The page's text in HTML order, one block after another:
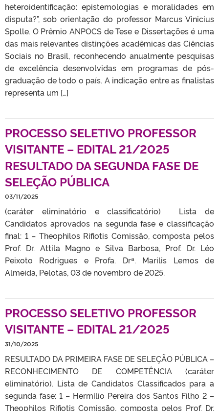
heteroidentificação: epistemologias e moralidades em
disputa?”, sob orientação do professor Marcus Vinicius
Spolle. O Prêmio ANPOCS de Tese e Dissertações é uma
das mais relevantes distinções acadêmicas das Ciências
Sociais no Brasil, reconhecendo anualmente pesquisas
de excelência desenvolvidas em programas de pós-
graduação de todo o país. A indicação entre as finalistas
representa um […]
PROCESSO SELETIVO PROFESSOR
VISITANTE – EDITAL 21/2025
RESULTADO DA SEGUNDA FASE DE
SELEÇÃO PÚBLICA
03/11/2025
(caráter eliminatório e classificatório) Lista de
Candidatos aprovados na segunda fase e classificação
final: 1 – Theophilos Rifiotis Comissão, composta pelos
Prof. Dr. Attila Magno e Silva Barbosa, Prof. Dr. Léo
Peixoto Rodrigues e Profa. Drª. Marilis Lemos de
Almeida, Pelotas, 03 de novembro de 2025.
PROCESSO SELETIVO PROFESSOR
VISITANTE – EDITAL 21/2025
31/10/2025
RESULTADO DA PRIMEIRA FASE DE SELEÇÃO PÚBLICA –
RECONHECIMENTO DE COMPETÊNCIA (caráter
eliminatório). Lista de Candidatos Classificados para a
segunda fase: 1 – Hermílio Pereira dos Santos Filho 2 –
Theophilos Rifiotis Comissão, composta pelos Prof. Dr.